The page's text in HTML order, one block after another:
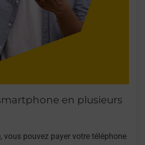
en plusieurs
vous pouvez payer votre téléphone